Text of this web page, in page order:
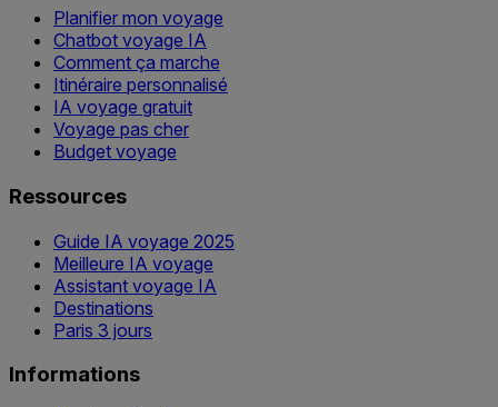
Planifier mon voyage
Chatbot voyage IA
Comment ça marche
Itinéraire personnalisé
IA voyage gratuit
Voyage pas cher
Budget voyage
Ressources
Guide IA voyage 2025
Meilleure IA voyage
Assistant voyage IA
Destinations
Paris 3 jours
Informations